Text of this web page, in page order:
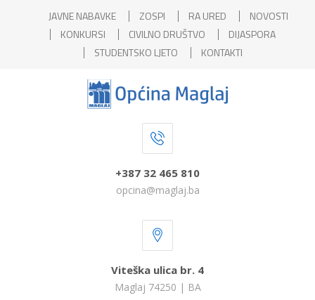
JAVNE NABAVKE ZOSPI RA URED
NOVOSTI
KONKURSI
CIVILNO DRUŠTVO
DIJASPORA
STUDENTSKO LJETO
KONTAKTI
+387 32 465 810
opcina@maglaj.ba
Viteška ulica br. 4
Maglaj 74250 | BA